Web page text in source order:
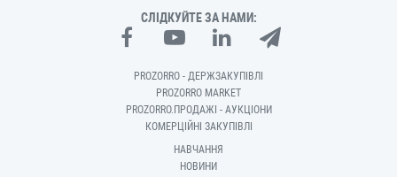
СЛІДКУЙТЕ ЗА НАМИ:
PROZORRO - ДЕРЖЗАКУПІВЛІ
PROZORRO MARKET
PROZORRO.ПРОДАЖІ - АУКЦІОНИ
КОМЕРЦІЙНІ ЗАКУПІВЛІ
НАВЧАННЯ
НОВИНИ